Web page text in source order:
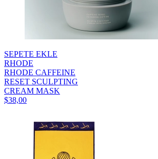
SEPETE EKLE
RHODE
RHODE CAFFEINE
RESET SCULPTING
CREAM MASK
$38,00